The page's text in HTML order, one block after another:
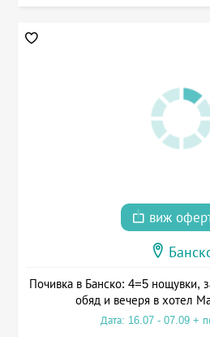
виж
Почивка в Банско: 4=5 нощувки,
обяд и вечеря в хотел
Дата: 16.07 - 07.09 +